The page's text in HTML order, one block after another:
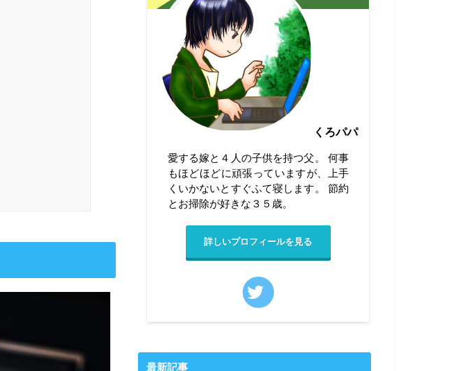
くろパパ
愛する嫁と４人の子供を持つ父。 何事
もほどほどに頑張っていますが、上手
くいかないとすぐふて寝します。 節約
とお掃除が好きな３５歳。
詳しいプロフィールを見る
最新記事